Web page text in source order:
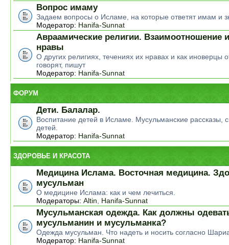
Вопрос имаму
Задаем вопросы о Исламе, на которые ответят имам и
Модератор: Hanifa-Sunnat
Авраамические религии. Взаимоотношение
нравы
О других религиях, течениях их нравах и как иноверцы
говорят, пишут
Модератор: Hanifa-Sunnat
ФОРУМ
Дети. Балалар.
Воспитание детей в Исламе. Мусульманские рассказы,
детей.
Модератор: Hanifa-Sunnat
ЗДОРОВЬЕ И КРАСОТА
Медицина Ислама. Восточная медицина.
мусульман
О медицине Ислама: как и чем лечиться.
Модераторы: Altin Hanifa-Sunnat
Мусульманская одежда. Как должны
мусульманин и мусульманка?
Одежда мусульман. Что надеть и носить согласно
Модератор: Hanifa-Sunnat